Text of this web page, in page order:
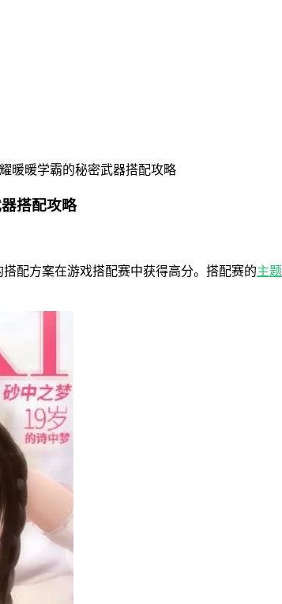
暖暖学霸的秘密武器搭配攻略
搭配攻略
配方案在游戏搭配赛中获得高分。搭配赛的主题